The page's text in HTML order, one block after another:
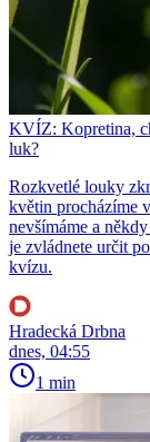
KVÍZ: Kopretina,
luk?
Rozkvetlé louky
květin procházíme
nevšímáme a
je zvládnete určit
kvízu.
Hradecká Drbna
dnes, 04:55
1 min